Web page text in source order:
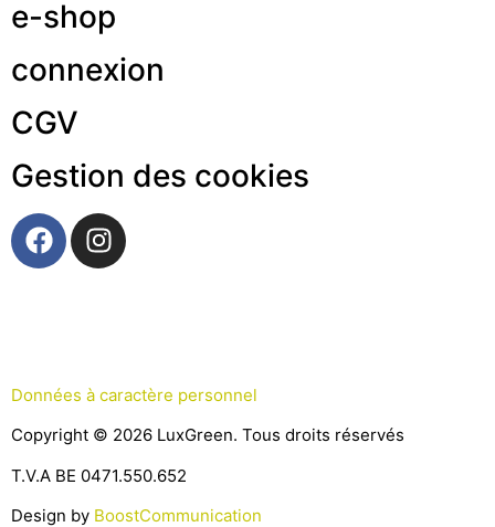
e-shop
connexion
CGV
Gestion des cookies
Données à caractère personnel
Copyright © 2026 LuxGreen. Tous droits réservés
T.V.A BE 0471.550.652
Design by BoostCommunication